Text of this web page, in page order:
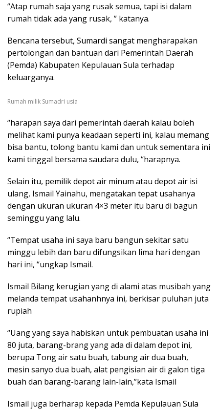
“Atap rumah saja yang rusak semua, tapi isi dalam
rumah tidak ada yang rusak, ” katanya.
Bencana tersebut, Sumardi sangat mengharapakan
pertolongan dan bantuan dari Pemerintah Daerah
(Pemda) Kabupaten Kepulauan Sula terhadap
keluarganya.
Rumah milik Sumadri usia
“harapan saya dari pemerintah daerah kalau boleh
melihat kami punya keadaan seperti ini, kalau memang
bisa bantu, tolong bantu kami dan untuk sementara ini
kami tinggal bersama saudara dulu, “harapnya.
Selain itu, pemilik depot air minum atau depot air isi
ulang, Ismail Yainahu, mengatakan tepat usahanya
dengan ukuran ukuran 4×3 meter itu baru di bagun
seminggu yang lalu.
“Tempat usaha ini saya baru bangun sekitar satu
minggu lebih dan baru difungsikan lima hari dengan
hari ini, “ungkap Ismail.
Ismail Bilang kerugian yang di alami atas musibah yang
melanda tempat usahanhnya ini, berkisar puluhan juta
rupiah
“Uang yang saya habiskan untuk pembuatan usaha ini
80 juta, barang-brang yang ada di dalam depot ini,
berupa Tong air satu buah, tabung air dua buah,
mesin sanyo dua buah, alat pengisian air di galon tiga
buah dan barang-barang lain-lain,”kata Ismail
Ismail juga berharap kepada Pemda Kepulauan Sula